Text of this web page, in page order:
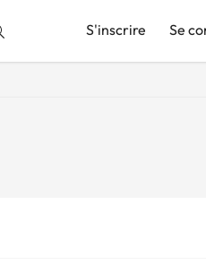
S'inscrire Se